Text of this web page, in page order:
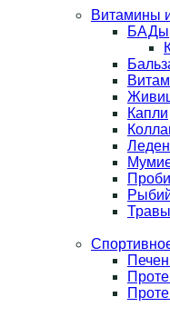
Витамины
БАДы
Капли